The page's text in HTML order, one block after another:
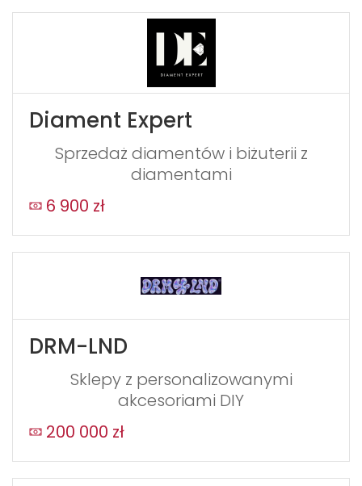
Diament Expert
Sprzedaż diamentów i biżuterii z
diamentami
6 900 zł
DRM-LND
Sklepy z personalizowanymi
akcesoriami DIY
200 000 zł